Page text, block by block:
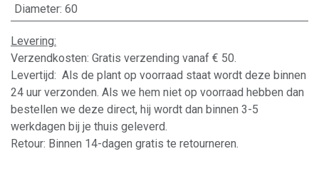
Diameter: 60
Levering:
Verzendkosten: Gratis verzending vanaf € 50.
Levertijd: Als de plant op voorraad staat wordt deze binnen
24 uur verzonden. Als we hem niet op voorraad hebben dan
bestellen we deze direct, hij wordt dan binnen 3-5
werkdagen bij je thuis geleverd.
Retour: Binnen 14-dagen gratis te retourneren.